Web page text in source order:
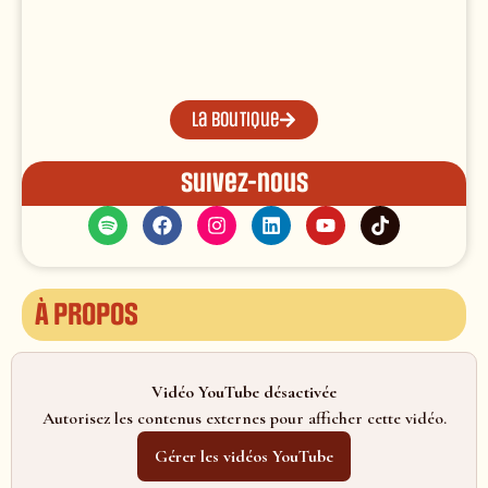
La boutique
Suivez-nous
À propos
Vidéo YouTube désactivée
Autorisez les contenus externes pour afficher cette vidéo.
Gérer les vidéos YouTube